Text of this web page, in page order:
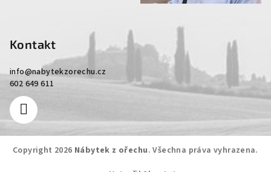
Kontakt
info@nabytekzorechu.cz
602 649 611
Copyright 2026 Nábytek z ořechu. Všechna práva vyhrazena.